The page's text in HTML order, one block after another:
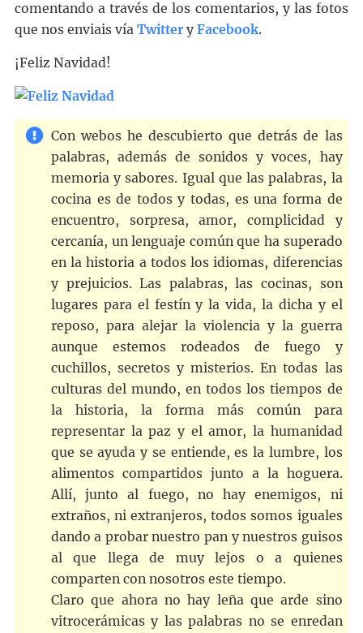
comentando a través de los comentarios, y las fotos
que nos enviais vía Twittery Facebook.
¡Feliz Navidad!
Con webos he descubierto que detrás de las
palabras, además de sonidos y voces, hay
memoria y sabores. Igual que las palabras, la
cocina es de todos y todas, es una forma de
encuentro, sorpresa, amor, complicidad y
cercanía, un lenguaje común que ha superado
en la historia a todos los idiomas, diferencias
y prejuicios. Las palabras, las cocinas, son
lugares para el festín y la vida, la dicha y el
reposo, para alejar la violencia y la guerra
aunque estemos rodeados de fuego y
cuchillos, secretos y misterios. En todas las
culturas del mundo, en todos los tiempos de
la historia, la forma más común para
representar la paz y el amor, la humanidad
que se ayuda y se entiende, es la lumbre, los
alimentos compartidos junto a la hoguera.
Allí, junto al fuego, no hay enemigos, ni
extraños, ni extranjeros, todos somos iguales
dando a probar nuestro pan y nuestros guisos
al que llega de muy lejos o a quienes
comparten con nosotros este tiempo.
Claro que ahora no hay leña que arde sino
vitrocerámicas y las palabras no se enredan